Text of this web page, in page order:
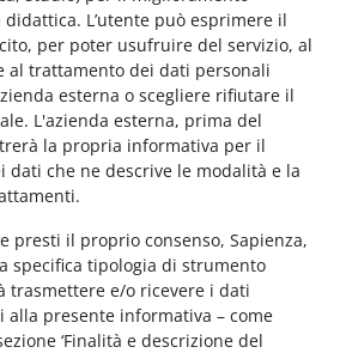
didattica. L’utente può esprimere il
per poter usufruire del servizio, al
al trattamento dei dati personali
esterna o scegliere rifiutare il
L'azienda esterna, prima del
la propria informativa per il
dati che ne descrive le modalità e la
presti il proprio consenso, Sapienza,
specifica tipologia di strumento
trasmettere e/o ricevere i dati
alla presente informativa – come
‘Finalità e descrizione del